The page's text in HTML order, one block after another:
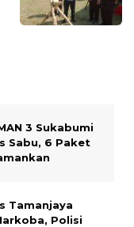
3 Sukabumi
Sabu, 6 Paket
Tamanjaya
Polisi